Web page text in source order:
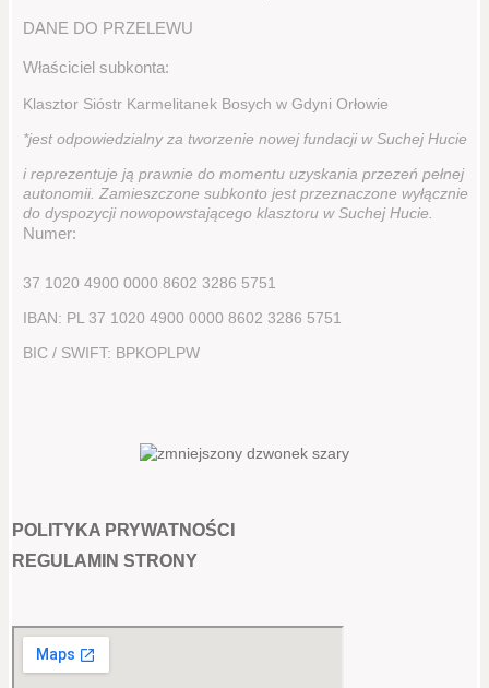
DANE DO PRZELEWU
Właściciel subkonta:
Klasztor Sióstr Karmelitanek Bosych w Gdyni Orłowie
*jest odpowiedzialny za tworzenie nowej fundacji w Suchej Hucie
i reprezentuje ją prawnie do momentu uzyskania przezeń pełnej
autonomii. Zamieszczone subkonto jest przeznaczone wyłącznie
do dyspozycji nowopowstającego klasztoru w Suchej Hucie.
Numer:
37 1020 4900 0000 8602 3286 5751
IBAN: PL 37 1020 4900 0000 8602 3286 5751
BIC / SWIFT: BPKOPLPW
POLITYKA PRYWATNOŚCI
REGULAMIN STRONY